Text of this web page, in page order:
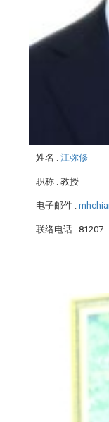
姓名 : 江弥修
职称 : 教授
电子邮件 :
联络电话 : 81207